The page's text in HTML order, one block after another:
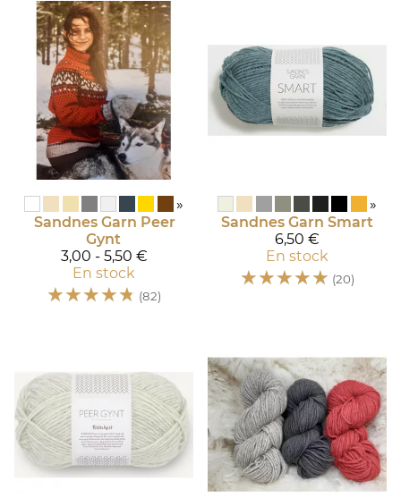
»
Sandnes Garn Peer
Gynt
3,00 - 5,50 €
En stock
☆☆☆☆☆ (82)
»
Sandnes Garn Smart
6,50 €
En stock
☆☆☆☆☆ (20)